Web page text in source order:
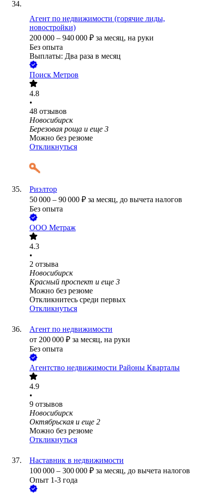
Агент по недвижимости (горячие лиды,
новостройки)
200 000 – 940 000 ₽ за месяц, на руки
Без опыта
Выплаты: Два раза в месяц
Поиск Метров
4.8
•
48 отзывов
Новосибирск
Березовая роща и еще 3
Можно без резюме
Откликнуться
Риэлтор
50 000 – 90 000 ₽ за месяц, до вычета налогов
Без опыта
ООО Метраж
4.3
•
2 отзыва
Новосибирск
Красный проспект и еще 3
Можно без резюме
Откликнитесь среди первых
Откликнуться
Агент по недвижимости
от 200 000 ₽ за месяц, на руки
Без опыта
​Агентство недвижимости Районы Кварталы
4.9
•
9 отзывов
Новосибирск
Октябрьская и еще 2
Можно без резюме
Откликнуться
Наставник в недвижимости
100 000 – 300 000 ₽ за месяц, до вычета налогов
Опыт 1-3 года